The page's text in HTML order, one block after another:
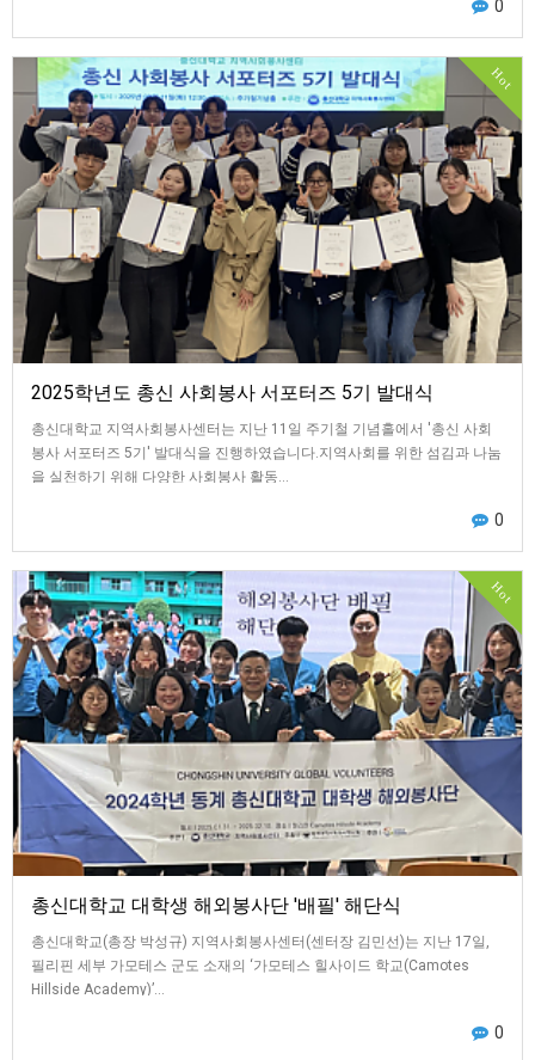
0
Hot
2025학년도 총신 사회봉사 서포터즈 5기 발대식
총신대학교 지역사회봉사센터는 지난 11일 주기철 기념홀에서 '총신 사회
봉사 서포터즈 5기' 발대식을 진행하였습니다.지역사회를 위한 섬김과 나눔
을 실천하기 위해 다양한 사회봉사 활동…
0
Hot
총신대학교 대학생 해외봉사단 '배필' 해단식
총신대학교(총장 박성규) 지역사회봉사센터(센터장 김민선)는 지난 17일,
필리핀 세부 가모테스 군도 소재의 ‘가모테스 힐사이드 학교(Camotes
Hillside Academy)’…
0